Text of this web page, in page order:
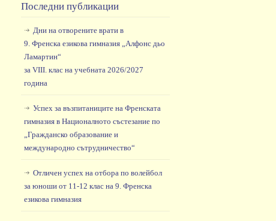
Последни публикации
Дни на отворените врати в
9. Френска езикова гимназия „Алфонс дьо
Ламартин“
за VIII. клас на учебната 2026/2027
година
Успех за възпитаниците на Френската
гимназия в Националното състезание по
„Гражданско образование и
международно сътрудничество“
Отличен успех на отбора по волейбол
за юноши от 11-12 клас на 9. Френска
езикова гимназия